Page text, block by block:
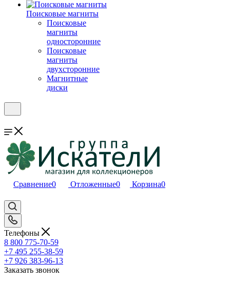
Поисковые магниты
Поисковые
магниты
односторонние
Поисковые
магниты
двухсторонние
Магнитные
диски
Сравнение0 Отложенные0 Корзина0
Телефоны
8 800 775-70-59
+7 495 255-38-59
+7 926 383-96-13
Заказать звонок